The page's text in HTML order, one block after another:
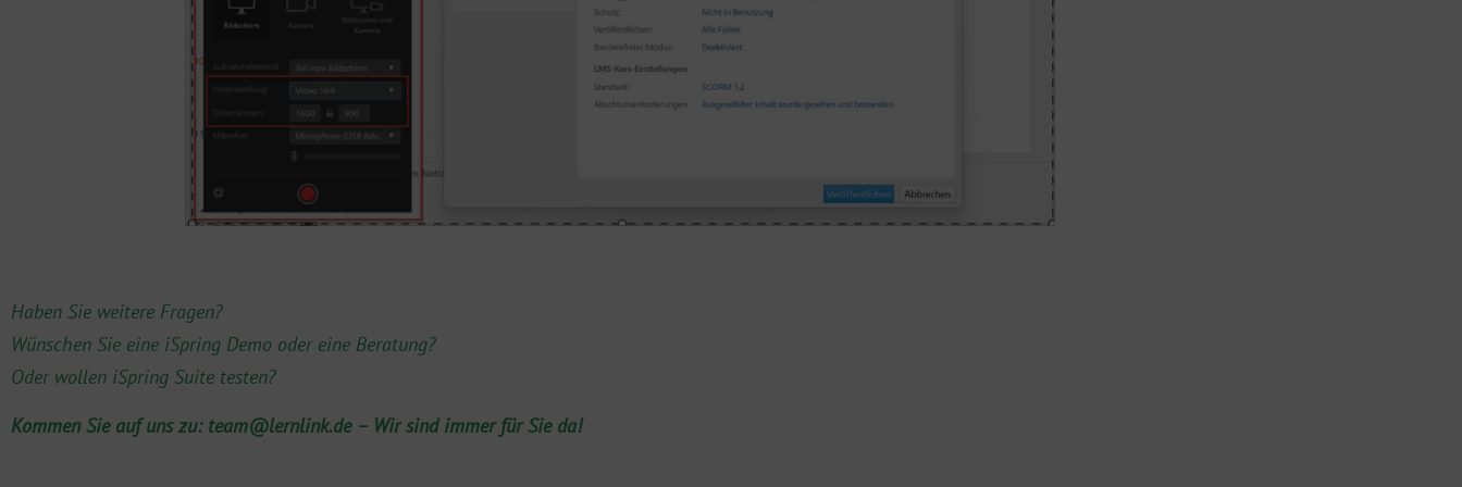
Haben Sie weitere Fragen?
Wünschen Sie eine iSpring Demo oder eine Beratung?
Oder wollen iSpring Suite testen?
Kommen Sie auf uns zu: team@lernlink.de– Wir sind immer für Sie da!